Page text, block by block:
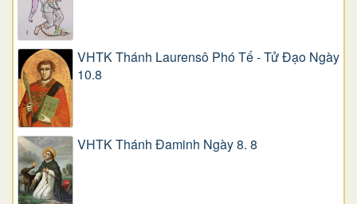
VHTK Thánh Laurensô Phó Tế - Tử Đạo Ngày
10.8
VHTK Thánh Đaminh Ngày 8. 8